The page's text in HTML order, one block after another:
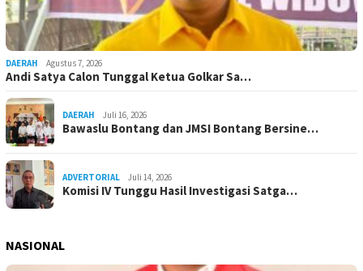
DAERAH Agustus 7, 2026
Andi Satya Calon Tunggal Ketua Golkar Sa…
DAERAH Juli 16, 2026
Bawaslu Bontang dan JMSI Bontang Bersine…
ADVERTORIAL Juli 14, 2026
Komisi IV Tunggu Hasil Investigasi Satga…
NASIONAL